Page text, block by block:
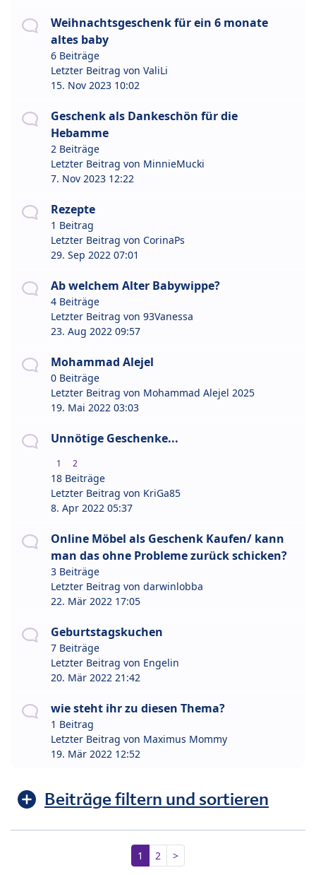
Weihnachtsgeschenk für ein 6 monate
altes baby
6 Beiträge
Letzter Beitrag von ValiLi
15. Nov 2023 10:02
Geschenk als Dankeschön für die
Hebamme
2 Beiträge
Letzter Beitrag von MinnieMucki
7. Nov 2023 12:22
Rezepte
1 Beitrag
Letzter Beitrag von CorinaPs
29. Sep 2022 07:01
Ab welchem Alter Babywippe?
4 Beiträge
Letzter Beitrag von 93Vanessa
23. Aug 2022 09:57
Mohammad Alejel
0 Beiträge
Letzter Beitrag von Mohammad Alejel 2025
19. Mai 2022 03:03
Unnötige Geschenke...
1 2
18 Beiträge
Letzter Beitrag von KriGa85
8. Apr 2022 05:37
Online Möbel als Geschenk Kaufen/ kann
man das ohne Probleme zurück schicken?
3 Beiträge
Letzter Beitrag von darwinlobba
22. Mär 2022 17:05
Geburtstagskuchen
7 Beiträge
Letzter Beitrag von Engelin
20. Mär 2022 21:42
wie steht ihr zu diesen Thema?
1 Beitrag
Letzter Beitrag von Maximus Mommy
19. Mär 2022 12:52
Beiträge filtern und sortieren
1 2 >